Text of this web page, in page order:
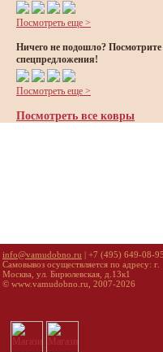
Посмотреть еще >
Ничего не подошло?
спецпредложения!
Посмотреть еще >
Посмотреть все ковры
info@vamudobno.ru | +7 (495) 649-08-95
Самовывоз осуществляется по адресу: г.
Москва, ул. Бирюлевская, д.13к1
© www.vamudobno.ru, 2007-2026